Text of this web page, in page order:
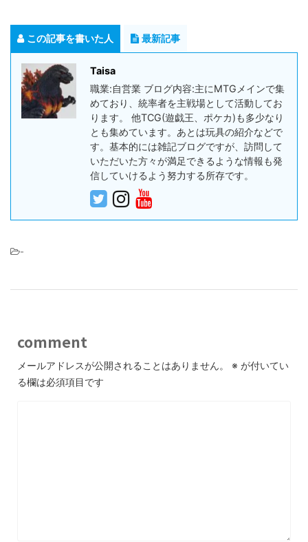
この記事を書いた人 最新記事
Taisa
職業:自営業 ブログ内容:主にMTGメインで集
めており、統率者を主戦場として活動してお
ります。 他TCG(遊戯王、ポケカ)も多少なり
とも集めています。あとは玩具の紹介などで
す。基本的には雑記ブログですが、訪問して
いただいた方々が満足できるような情報も発
信していけるよう努力する所存です。
-
comment
メールアドレスが公開されることはありません。 ※ が付いてい
る欄は必須項目です